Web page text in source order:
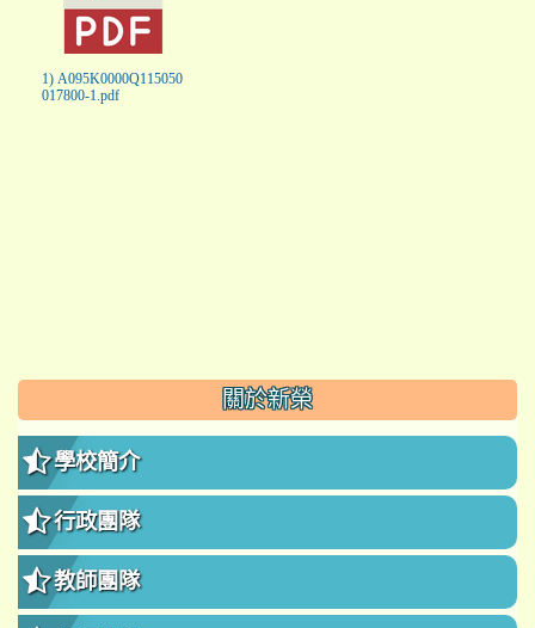
1) A095K0000Q115050
017800-1.pdf
::: 關於新榮
學校簡介
行政團隊
教師團隊